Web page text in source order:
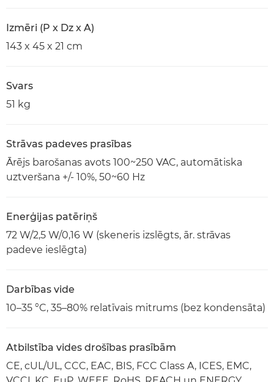
Izmēri (P x Dz x A)
143 x 45 x 21 cm
Svars
51 kg
Strāvas padeves prasības
Ārējs barošanas avots 100~250 VAC, automātiska
uztveršana +/- 10%, 50~60 Hz
Enerģijas patēriņš
72 W/2,5 W/0,16 W (skeneris izslēgts, ār. strāvas
padeve ieslēgta)
Darbības vide
10–35 °C, 35–80% relatīvais mitrums (bez kondensāta)
Atbilstība vides drošības prasībām
CE, cUL/UL, CCC, EAC, BIS, FCC Class A, ICES, EMC,